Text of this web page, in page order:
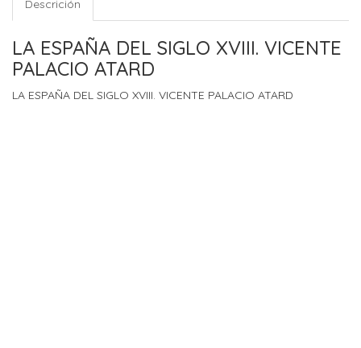
Descrición
LA ESPAÑA DEL SIGLO XVIII. VICENTE
PALACIO ATARD
LA ESPAÑA DEL SIGLO XVIII. VICENTE PALACIO ATARD